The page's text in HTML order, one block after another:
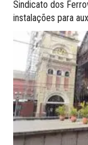
Sindicato dos
instalações para